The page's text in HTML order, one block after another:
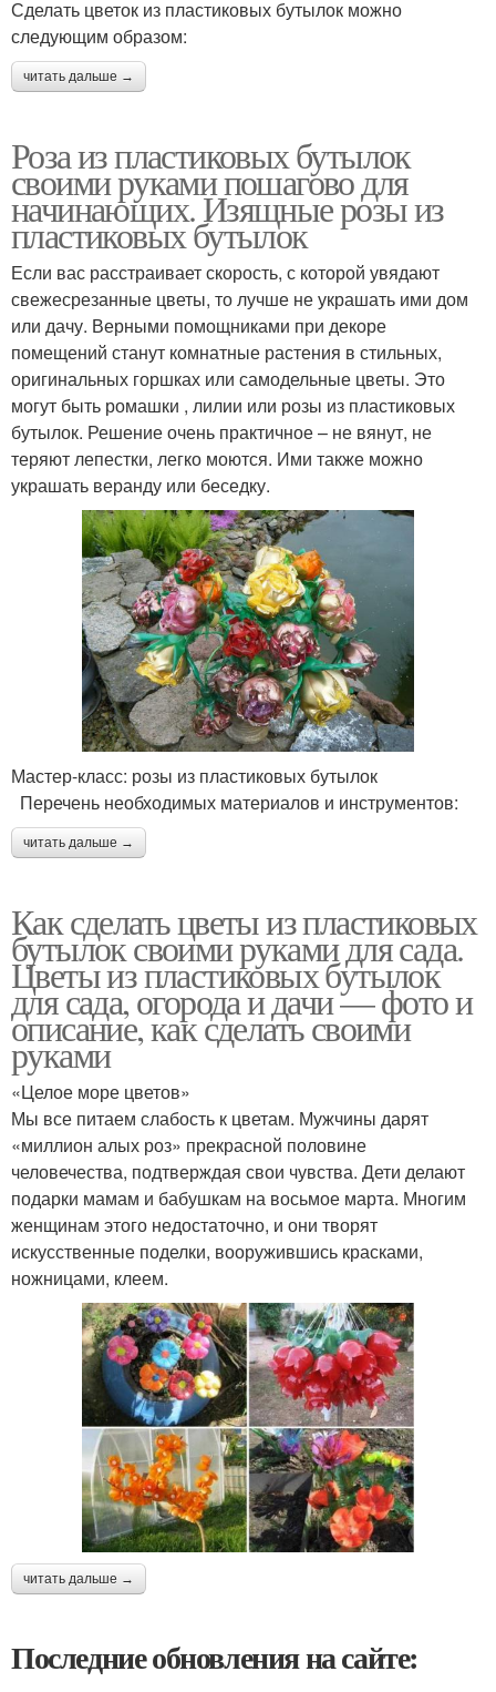
Сделать цветок из пластиковых бутылок можно
следующим образом:
читать дальше →
Роза из пластиковых бутылок
своими руками пошагово для
начинающих. Изящные розы из
пластиковых бутылок
Если вас расстраивает скорость, с которой увядают
свежесрезанные цветы, то лучше не украшать ими дом
или дачу. Верными помощниками при декоре
помещений станут комнатные растения в стильных,
оригинальных горшках или самодельные цветы. Это
могут быть ромашки , лилии или розы из пластиковых
бутылок. Решение очень практичное – не вянут, не
теряют лепестки, легко моются. Ими также можно
украшать веранду или беседку.
Мастер-класс: розы из пластиковых бутылок
Перечень необходимых материалов и инструментов:
читать дальше →
Как сделать цветы из пластиковых
бутылок своими руками для сада.
Цветы из пластиковых бутылок
для сада, огорода и дачи — фото и
описание, как сделать своими
руками
«Целое море цветов»
Мы все питаем слабость к цветам. Мужчины дарят
«миллион алых роз» прекрасной половине
человечества, подтверждая свои чувства. Дети делают
подарки мамам и бабушкам на восьмое марта. Многим
женщинам этого недостаточно, и они творят
искусственные поделки, вооружившись красками,
ножницами, клеем.
читать дальше →
Последние обновления на сайте: